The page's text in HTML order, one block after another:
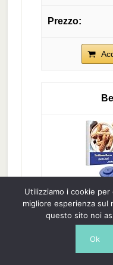
StarBlue -
Churros
Omaggio;
Utilizziamo i cookie
migliore esperienza sul
questo sito noi
Ok